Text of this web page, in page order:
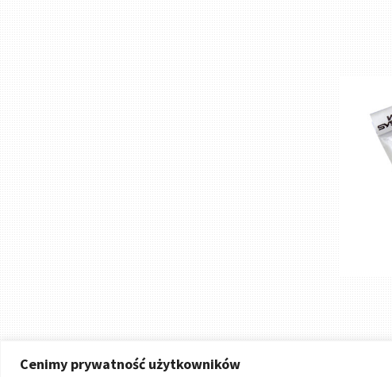
Cenimy prywatność użytkowników